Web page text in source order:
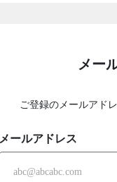
メー
ご登録のメールアド
メールアドレス